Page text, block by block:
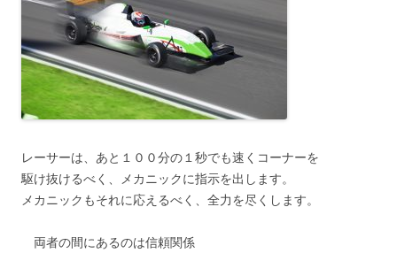
レーサーは、あと１００分の１秒でも速くコーナーを
駆け抜けるべく、メカニックに指示を出します。
メカニックもそれに応えるべく、全力を尽くします。
両者の間にあるのは信頼関係